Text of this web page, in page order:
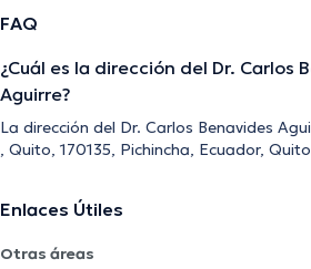
FAQ
¿Cuál es la dirección del Dr. Carlos
Aguirre?
La dirección del Dr. Carlos Benavides
, Quito, 170135, Pichincha, Ecuador,
Enlaces Útiles
Otras áreas